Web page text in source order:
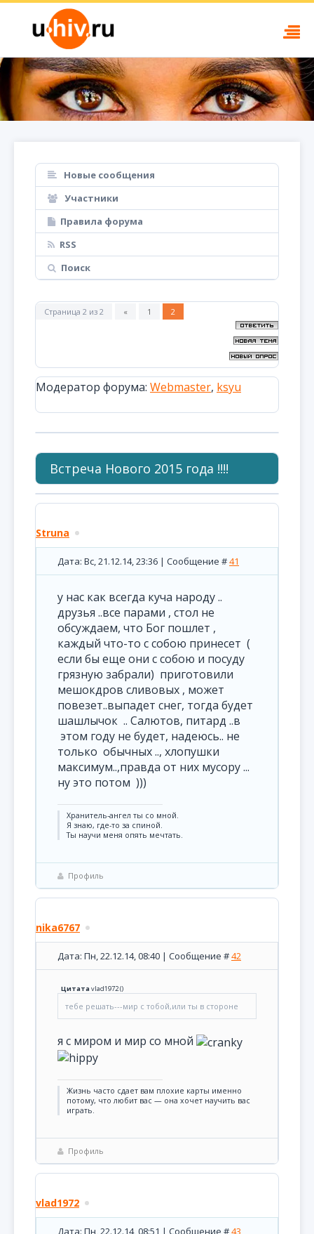
Новые сообщения
Участники
Правила форума
RSS
Поиск
Страница 2 из 2 « 1 2
Модератор форума: Webmaster, ksyu
Встреча Нового 2015 года !!!!
Struna
Дата: Вс, 21.12.14, 23:36 | Сообщение #41
у нас как всегда куча народу ..
друзья ..все парами , стол не
обсуждаем, что Бог пошлет ,
каждый что-то с собою принесет (
если бы еще они с собою и посуду
грязную забрали) приготовили
мешокдров сливовых , может
повезет..выпадет снег, тогда будет
шашлычок .. Салютов, питард ..в
этом году не будет, надеюсь.. не
только обычных .., хлопушки
максимум..,правда от них мусору ...
ну это потом )))
Хранитель-ангел ты со мной.
Я знаю, где-то за спиной.
Ты научи меня опять мечтать.
Профиль
nika6767
Дата: Пн, 22.12.14, 08:40 | Сообщение #42
Цитатаvlad1972()
тебе решать---мир с тобой,или ты в стороне
я с миром и мир со мной
Жизнь часто сдает вам плохие карты именно
потому, что любит вас — она хочет научить вас
играть.
Профиль
vlad1972
Дата: Пн, 22.12.14, 08:51 | Сообщение #43